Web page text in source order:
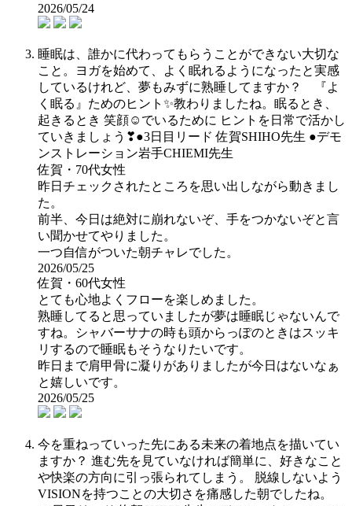
2026/05/24
睡眠は、誰かに代わってもらうことができない大切な
こと。ヨガを始めて、よく眠れるようになったと実感
しているけれど、夢もみずに熟睡してますか？ 『よ
く眠る』ためのヒント✨教わりましたね。眠るとき、
起きるとき 笑顔☺でいるために ヒントを日常で活かし
ていきましょう❣●3日目リード 佐賀SHIHO先生 ●デモ
ンストレーション岩手CHIEMI先生
佐賀・70代女性
昨日チェックされたところを思い出しながら動きまし
た。
前半、今日は絶対に崩れないぞ、手をつかないぞと言
い聞かせてやりました。
一つ自信がついた朝チャレでした。
2026/05/25
佐賀・60代女性
とても心地よくフローを楽しめました。
熟睡してると思っていましたが夢は睡眠じゃないんで
すね。シャバーサナの時も頭からっぽのときはスッキ
リするので睡眠もそうなりたいです。
昨日まで肩甲骨に凝りがありましたが今日はないなぁ
と嬉しいです。
2026/05/25
今を重ねっていった先にある未来の着地点を描いてい
ますか？ 進む先を見ていなければ簡単に、好きなこと
や快楽の方向に引っ張られてしまう。 脱線しないよう
VISIONを持つことの大切さを痛感した朝でしたね。